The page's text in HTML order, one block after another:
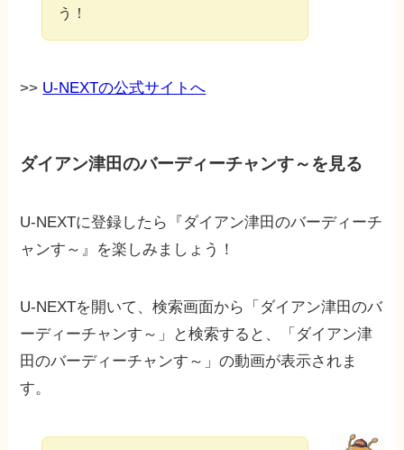
う！
>> U-NEXTの公式サイトへ
ダイアン津田のバーディーチャンす～を見る
U-NEXTに登録したら『ダイアン津田のバーディーチ
ャンす～』を楽しみましょう！
U-NEXTを開いて、検索画面から「ダイアン津田のバ
ーディーチャンす～」と検索すると、「ダイアン津
田のバーディーチャンす～」の動画が表示されま
す。